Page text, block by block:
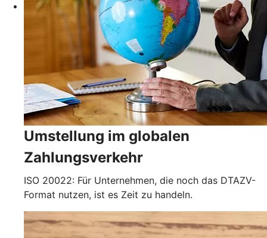
Umstellung im globalen
Zahlungsverkehr
ISO 20022: Für Unternehmen, die noch das DTAZV-
Format nutzen, ist es Zeit zu handeln.